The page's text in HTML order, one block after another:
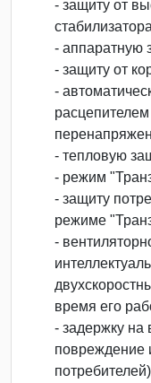
- защиту от
- аппаратную
- защиту от
-
- тепловую
- режим
- защиту
режиме
-
время его
- задержку на
повреждение